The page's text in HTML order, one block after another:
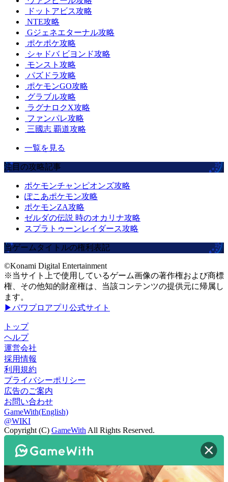
ドットアビス攻略
NTE攻略
Gジェネエターナル攻略
ポケポケ攻略
シャドバ ビヨンド攻略
モンスト攻略
パズドラ攻略
ポケモンGO攻略
グラブル攻略
ラグナロクX攻略
ファンパレ攻略
三國志 覇道攻略
一覧を見る
注目の攻略記事
ポケモンチャンピオンズ攻略
ぽこあポケモン攻略
ポケモンZA攻略
ゼルダの伝説 時のオカリナ攻略
スプラトゥーンレイダース攻略
当ゲームタイトルの権利表記
©Konami Digital Entertainment
※当サイト上で使用しているゲーム画像の著作権および商標
権、その他知的財産権は、当該コンテンツの提供元に帰属し
ます。
▶パワプロアプリ公式サイト
トップ
ヘルプ
運営会社
採用情報
利用規約
プライバシーポリシー
広告のご案内
お問い合わせ
GameWith(English)
@WIKI
Copyright (C) GameWith All Rights Reserved.